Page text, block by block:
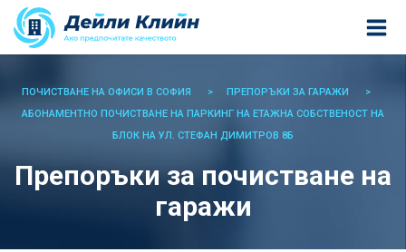
ПОЧИСТВАНЕ НА ОФИСИ В СОФИЯ
ПРЕПОРЪКИ ЗА ГАРАЖИ
АБОНАМЕНТНО ПОЧИСТВАНЕ НА ПАРКИНГ НА ЕТАЖНА СОБСТВЕНОСТ НА
БЛОК НА УЛ. СТЕФАН ДИМИТРОВ 8Б
Препоръки за почистване на
гаражи